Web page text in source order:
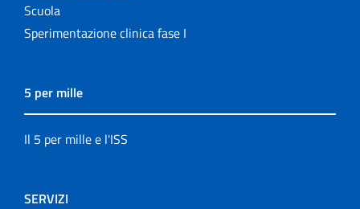
Scuola
Sperimentazione clinica fase I
5 per mille
Il 5 per mille e l'ISS
SERVIZI